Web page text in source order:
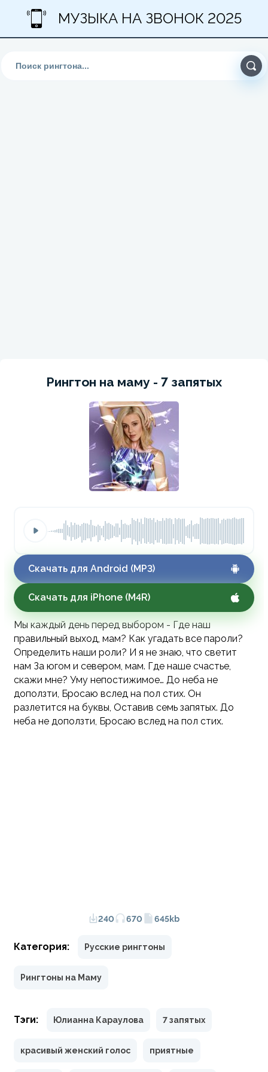
МУЗЫКА НА ЗВОНОК 2025
Рингтон на маму - 7 запятых
Скачать для Android (MP3)
Скачать для iPhone (M4R)
Мы каждый день перед выбором - Где наш
правильный выход, мам? Как угадать все пароли?
Определить наши роли? И я не знаю, что светит
нам За югом и севером, мам. Где наше счастье,
скажи мне? Уму непостижимое… До неба не
доползти, Бросаю вслед на пол стих. Он
разлетится на буквы, Оставив семь запятых. До
неба не доползти, Бросаю вслед на пол стих.
240 670 645kb
Категория: Русские рингтоны
Рингтоны на Маму
Тэги: Юлианна Караулова 7 запятых
красивый женский голос приятные